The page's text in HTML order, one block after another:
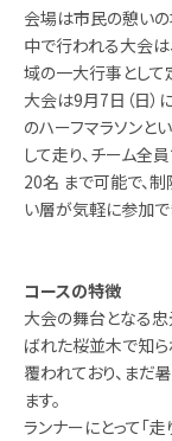
会場は市民の憩いの
中で行われる大会は
域の一大行事として
大会は9月7日（日）
のハーフマラソンと
して走り、チーム全
20名 まで可能で、
い層が気軽に参加で
コースの特徴
大会の舞台となる忠
ばれた桜並木で知ら
覆われており、まだ
ます。
ランナーにとって「